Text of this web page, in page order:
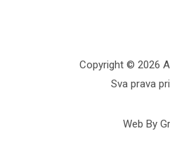
Copyright © 2026
Sva prava
Web By